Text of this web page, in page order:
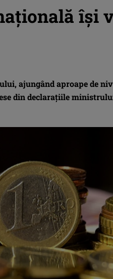
îşi
ajungând aproape de
din declaraţiile